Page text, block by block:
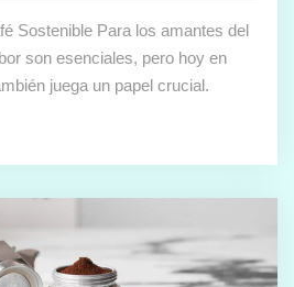
Sostenible Para los amantes del
son esenciales, pero hoy en
juega un papel crucial.